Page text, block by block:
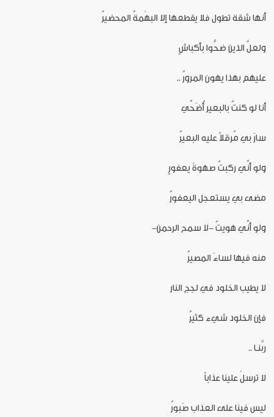
أنها شقة تطول فلا يقطعها إلا البهْمةُ المحضيرُ
ولعلَّ الذين ضحُّوا بأكباشٍ
عليهم بهذا يهون المرورُ ..
أنا لو كنتُ بالبعير أُضَحِّي
سارَ بي مُرقلاً عليه البعيرُ
ولو أنِّي ركبتُ صهوةَ يعفورٍ
مضى بي يستعجل اليعفورُ
ولو أنِّي هويتُ -لا سمح الرحمن-
منه فيها لساءَ المصيرُ
لا يطيب الخلود في لجج النار
فإن الخلود شيء كثيرُ
ربَّنـا ..
لا ترسلْ علينا عذاباً
ليس فينا على العذاب صَبورُ